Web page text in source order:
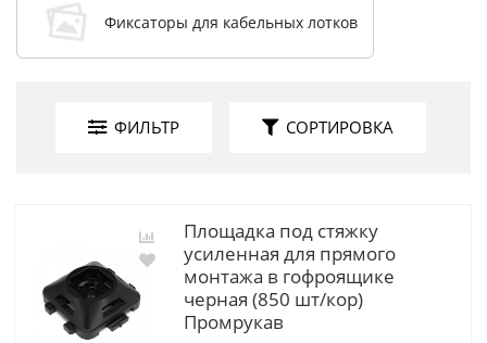
Фиксаторы для кабельных лотков
ФИЛЬТР СОРТИРОВКА
Площадка под стяжку
усиленная для прямого
монтажа в гофроящике
черная (850 шт/кор)
Промрукав